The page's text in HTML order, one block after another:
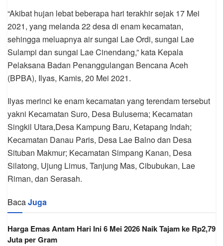
“Akibat hujan lebat beberapa hari terakhir sejak 17 Mei
2021, yang melanda 22 desa di enam kecamatan,
sehingga meluapnya air sungai Lae Ordi, sungai Lae
Sulampi dan sungai Lae Cinendang,” kata Kepala
Pelaksana Badan Penanggulangan Bencana Aceh
(BPBA), Ilyas, Kamis, 20 Mei 2021.
Ilyas merinci ke enam kecamatan yang terendam tersebut
yakni Kecamatan Suro, Desa Bulusema; Kecamatan
Singkil Utara,Desa Kampung Baru, Ketapang Indah;
Kecamatan Danau Paris, Desa Lae Balno dan Desa
Situban Makmur; Kecamatan Simpang Kanan, Desa
Silatong, Ujung Limus, Tanjung Mas, Cibubukan, Lae
Riman, dan Serasah.
BacaJuga
Harga Emas Antam Hari Ini 6 Mei 2026 Naik Tajam ke Rp2,79
Juta per Gram